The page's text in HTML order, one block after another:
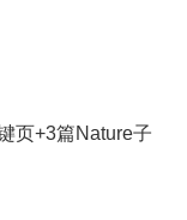
页+3篇Nature子